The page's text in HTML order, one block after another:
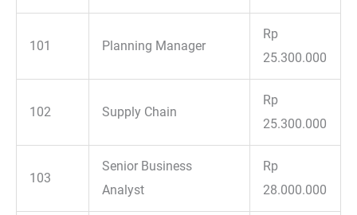
101 Planning Manager
Rp
25.300.000
102 Supply Chain
Rp
25.300.000
103
Senior Business
Analyst
Rp
28.000.000